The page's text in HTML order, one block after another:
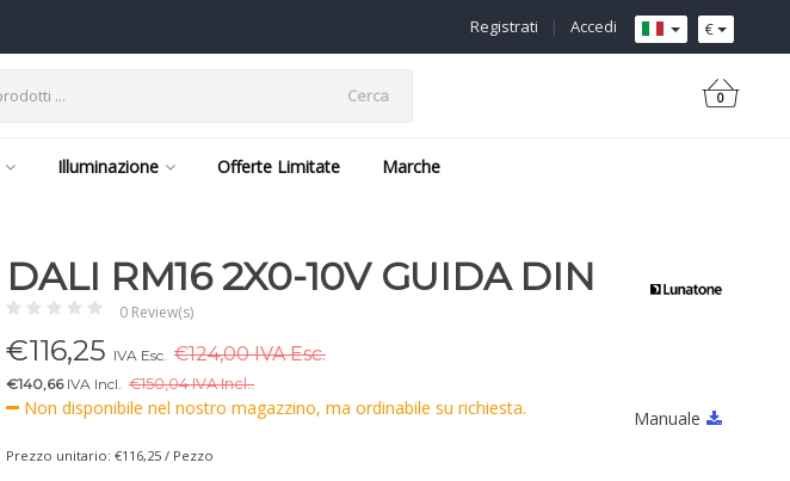
€
Accedi
|
Registrati
Cerca 0
Illuminazione Offerte Limitate Marche
DALI RM16 2X0-10V GUIDA DIN
0 Review(s)
€116,25 IVA Esc. €124,00 IVA Esc.
€140,66IVA Incl. €150,04 IVA Incl..
Non disponibile nel nostro magazzino, ma ordinabile su richiesta. Manuale
Prezzo unitario: €116,25 / Pezzo